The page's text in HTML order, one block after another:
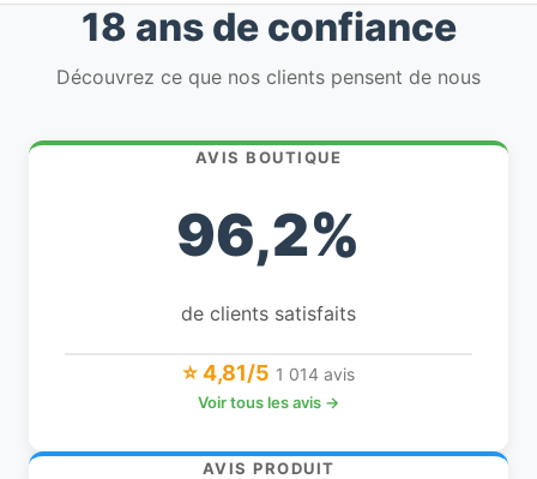
18 ans de confiance
Découvrez ce que nos clients pensent de nous
AVIS BOUTIQUE
96,2%
de clients satisfaits
⭐ 4,81/5 1 014 avis
Voir tous les avis →
AVIS PRODUIT